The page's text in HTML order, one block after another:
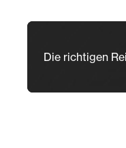
Die richtigen